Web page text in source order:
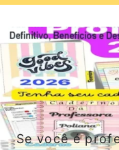
Se você é